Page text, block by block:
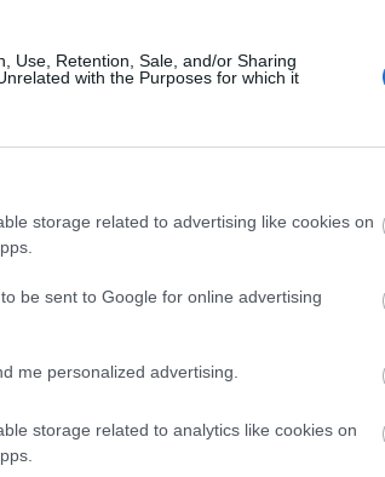
Use, Retention, Sale, and/or Sharing
with the Purposes for which it
storage related to advertising like cookies on
be sent to Google for online advertising
me personalized advertising.
storage related to analytics like cookies on